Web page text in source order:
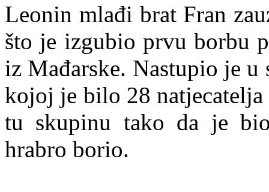
Leonin mlađi brat Fran
što je izgubio prvu borbu
iz Mađarske. Nastupio je
kojoj je bilo 28 natjecatelja
tu skupinu tako da je
hrabro borio.